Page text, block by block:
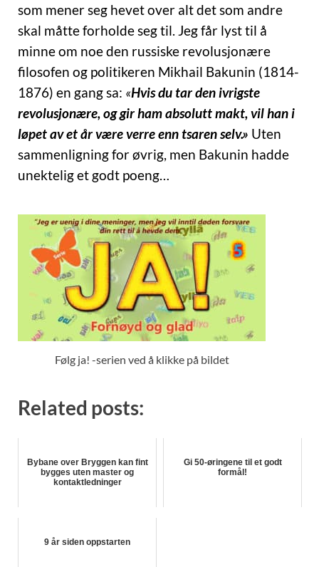
som mener seg hevet over alt det som andre
skal måtte forholde seg til. Jeg får lyst til å
minne om noe den russiske revolusjonære
filosofen og politikeren Mikhail Bakunin (1814-
1876) en gang sa: «Hvis du tar den ivrigste
revolusjonære, og gir ham absolutt makt, vil han i
løpet av et år være verre enn tsaren selv.» Uten
sammenligning for øvrig, men Bakunin hadde
unektelig et godt poeng…
Følg ja! -serien ved å klikke på bildet
Related posts:
Bybane over Bryggen kan fint
bygges uten master og
kontaktledninger
Gi 50-øringene til et godt
formål!
9 år siden oppstarten